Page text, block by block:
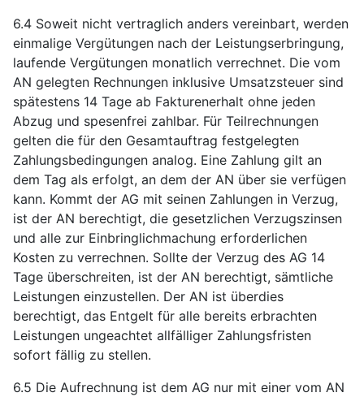
6.4 Soweit nicht vertraglich anders vereinbart, werden
einmalige Vergütungen nach der Leistungserbringung,
laufende Vergütungen monatlich verrechnet. Die vom
AN gelegten Rechnungen inklusive Umsatzsteuer sind
spätestens 14 Tage ab Fakturenerhalt ohne jeden
Abzug und spesenfrei zahlbar. Für Teilrechnungen
gelten die für den Gesamtauftrag festgelegten
Zahlungsbedingungen analog. Eine Zahlung gilt an
dem Tag als erfolgt, an dem der AN über sie verfügen
kann. Kommt der AG mit seinen Zahlungen in Verzug,
ist der AN berechtigt, die gesetzlichen Verzugszinsen
und alle zur Einbringlichmachung erforderlichen
Kosten zu verrechnen. Sollte der Verzug des AG 14
Tage überschreiten, ist der AN berechtigt, sämtliche
Leistungen einzustellen. Der AN ist überdies
berechtigt, das Entgelt für alle bereits erbrachten
Leistungen ungeachtet allfälliger Zahlungsfristen
sofort fällig zu stellen.
6.5 Die Aufrechnung ist dem AG nur mit einer vom AN